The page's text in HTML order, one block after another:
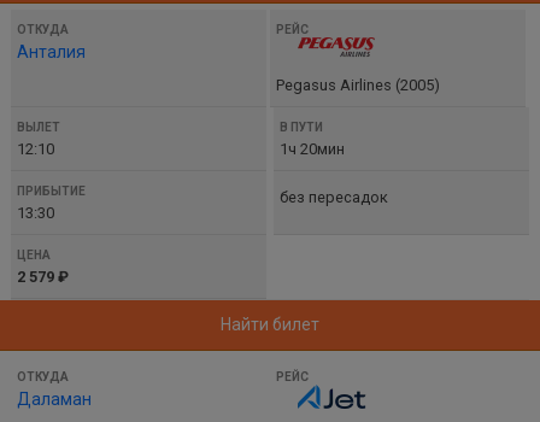
Анталия
Pegasus Airlines (2005)
12:10 1ч 20мин
13:30
без пересадок
2 579 ₽
Найти билет
Даламан